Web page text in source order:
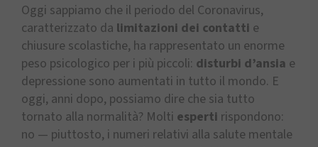
Oggi sappiamo che il periodo del Coronavirus,
caratterizzato da limitazioni dei contatti e
chiusure scolastiche, ha rappresentato un enorme
peso psicologico per i più piccoli: disturbi d’ansia e
depressione sono aumentati in tutto il mondo. E
oggi, anni dopo, possiamo dire che sia tutto
tornato alla normalità? Molti esperti rispondono:
no — piuttosto, i numeri relativi alla salute mentale